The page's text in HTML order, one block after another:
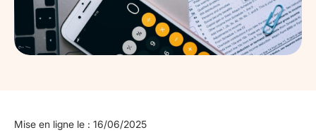
Mise en ligne le : 16/06/2025